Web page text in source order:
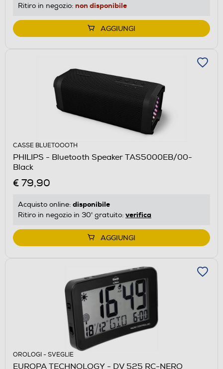
Ritiro in negozio: non disponibile
AGGIUNGI
CASSE BLUETOOOTH
PHILIPS - Bluetooth Speaker TAS5000EB/00-
Black
€ 79,90
Acquisto online: disponibile
Ritiro in negozio in 30' gratuito: verifica
AGGIUNGI
OROLOGI - SVEGLIE
EUROPA TECHNOLOGY - DV 525 RC-NERO